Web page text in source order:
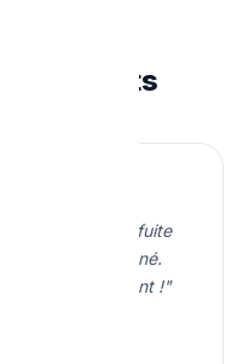
Clients
pour une fuite
propre et soigné.
vivement !"